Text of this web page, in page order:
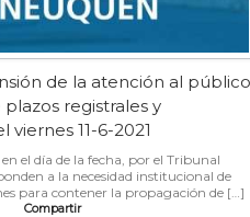
de la atención al público
registrales y
viernes 11-6-2021
el día de la fecha, por el Tribunal
a la necesidad institucional de
para contener la propagación de […]
Compartir